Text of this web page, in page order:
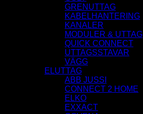
GRENUTTAG
KABELHANTERING
KANALER
MODULER & UTTAG
QUICK CONNECT
UTTAGSSTAVAR
VÄGG
ELUTTAG
ABB JUSSI
CONNECT 2 HOME
ELKO
EXXACT